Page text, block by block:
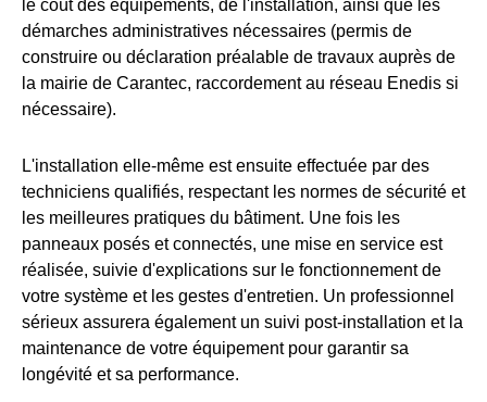
le coût des équipements, de l'installation, ainsi que les
démarches administratives nécessaires (permis de
construire ou déclaration préalable de travaux auprès de
la mairie de Carantec, raccordement au réseau Enedis si
nécessaire).
L'installation elle-même est ensuite effectuée par des
techniciens qualifiés, respectant les normes de sécurité et
les meilleures pratiques du bâtiment. Une fois les
panneaux posés et connectés, une mise en service est
réalisée, suivie d'explications sur le fonctionnement de
votre système et les gestes d'entretien. Un professionnel
sérieux assurera également un suivi post-installation et la
maintenance de votre équipement pour garantir sa
longévité et sa performance.